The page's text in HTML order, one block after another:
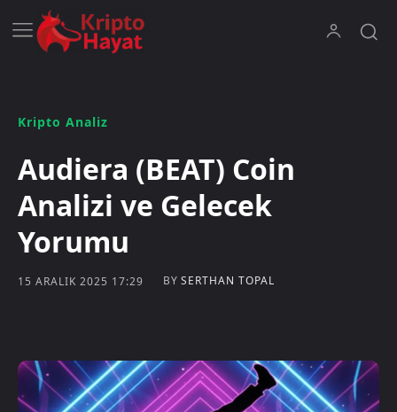
Kripto Analiz
Audiera (BEAT) Coin
Analizi ve Gelecek
Yorumu
15 ARALIK 2025 17:29 BY SERTHAN TOPAL